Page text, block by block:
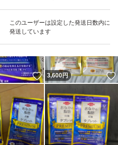
このユーザーは設定した発送日数内に
発送しています
いいね！
3,600円